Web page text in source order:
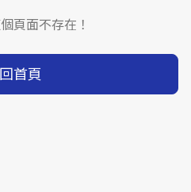
頁面不存在！
首頁